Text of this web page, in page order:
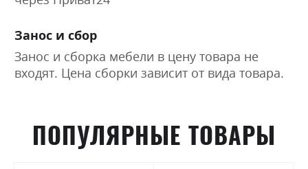
Занос и сбор
Занос и сборка мебели в цену товара не
входят. Цена сборки зависит от вида товара.
ПОПУЛЯРНЫЕ ТОВАРЫ